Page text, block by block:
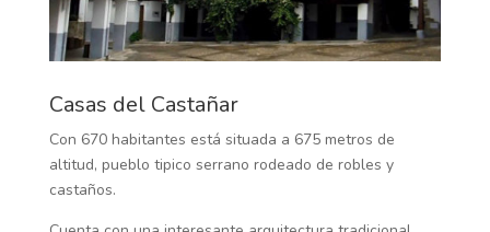
Casas del Castañar
Con 670 habitantes está situada a 675 metros de
altitud, pueblo tipico serrano rodeado de robles y
castaños.